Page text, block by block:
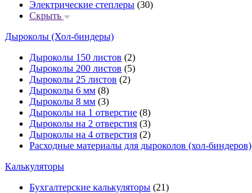
Электрические степлеры (30)
Скрыть
Дыроколы (Хол-биндеры)
Дыроколы 150 листов (2)
Дыроколы 200 листов (5)
Дыроколы 25 листов (2)
Дыроколы 6 мм (8)
Дыроколы 8 мм (3)
Дыроколы на 1 отверстие (8)
Дыроколы на 2 отверстия (3)
Дыроколы на 4 отверстия (2)
Расходные материалы для дыроколов (хол-биндеров)
Калькуляторы
Бухгалтерские калькуляторы (21)